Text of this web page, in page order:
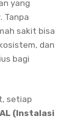
yang
. Tanpa
sakit bisa
dan
bagi
setiap
(Instalasi